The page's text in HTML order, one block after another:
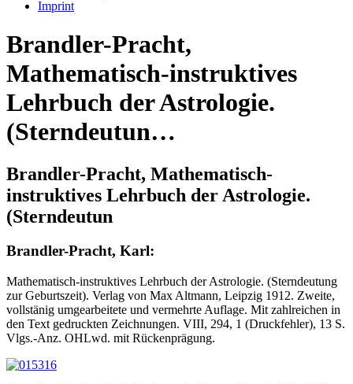
Imprint
Brandler-Pracht,
Mathematisch-instruktives
Lehrbuch der Astrologie.
(Sterndeutun…
Brandler-Pracht, Mathematisch-
instruktives Lehrbuch der Astrologie.
(Sterndeutun
Brandler-Pracht, Karl:
Mathematisch-instruktives Lehrbuch der Astrologie. (Sterndeutung
zur Geburtszeit). Verlag von Max Altmann, Leipzig 1912. Zweite,
vollstänig umgearbeitete und vermehrte Auflage. Mit zahlreichen in
den Text gedruckten Zeichnungen. VIII, 294, 1 (Druckfehler), 13 S.
Vlgs.-Anz. OHLwd. mit Rückenprägung.